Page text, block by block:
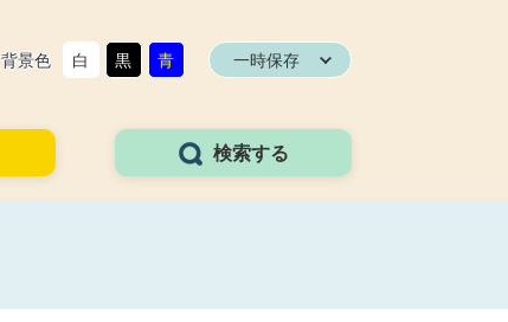
背景色 白 黒 青 一時保存
検索する